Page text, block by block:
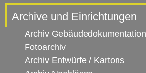
Archive und Einrichtungen
Archiv Gebäudedokumentation
Fotoarchiv
Archiv Entwürfe / Kartons